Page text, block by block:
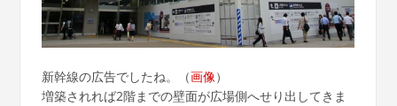
新幹線の広告でしたね。（画像）
増築されれば2階までの壁面が広場側へせり出してきま